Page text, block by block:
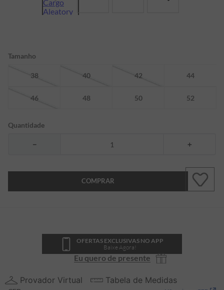
Tamanho
38 40 42 44
46 48 50 52
Quantidade
＋
－
COMPRAR
OFERTAS EXCLUSIVAS NO APP
Baixe Agora!
Eu quero de presente
Provador Virtual Tabela de Medidas